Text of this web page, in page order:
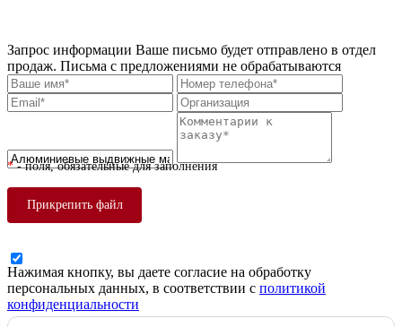
Запрос информации Ваше письмо будет отправлено в отдел
продаж. Письма с предложениями не обрабатываются
*- поля, обязательные для заполнения
Прикрепить файл
Нажимая кнопку, вы даете согласие на обработку
персональных данных, в соответствии с политикой
конфиденциальности